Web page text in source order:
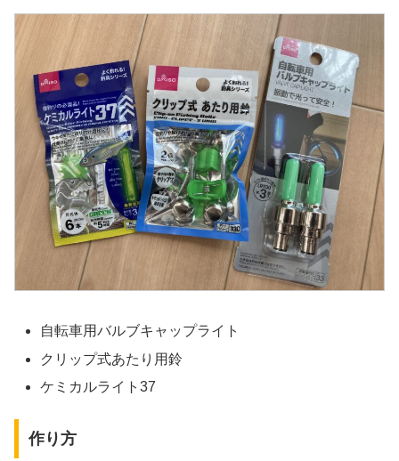
自転車用バルブキャップライト
クリップ式あたり用鈴
ケミカルライト37
作り方